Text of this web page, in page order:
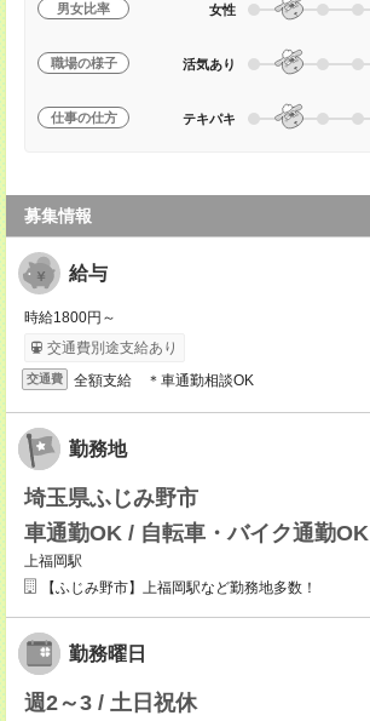
男女比率 女性
職場の様子 活気あり
仕事の仕方 テキパキ
募集情報
給与
時給1800円～
交通費別途支給あり
交通費 全額支給 ＊車通勤相談OK
勤務地
埼玉県ふじみ野市
車通勤OK / 自転車・バイク通勤OK
上福岡駅
【ふじみ野市】上福岡駅など勤務地多数！
勤務曜日
週2～3 / 土日祝休